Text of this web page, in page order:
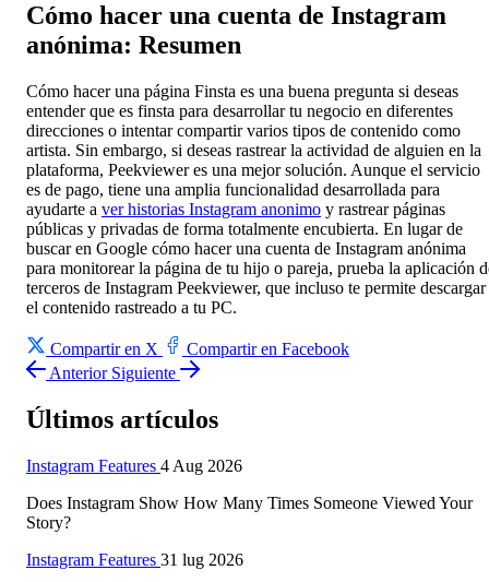
Cómo hacer una cuenta de Instagram
anónima: Resumen
Cómo hacer una página Finsta es una buena pregunta si deseas
entender que es finsta para desarrollar tu negocio en diferentes
direcciones o intentar compartir varios tipos de contenido como
artista. Sin embargo, si deseas rastrear la actividad de alguien en la
plataforma, Peekviewer es una mejor solución. Aunque el servicio
es de pago, tiene una amplia funcionalidad desarrollada para
ayudarte a ver historias Instagram anonimo y rastrear páginas
públicas y privadas de forma totalmente encubierta. En lugar de
buscar en Google cómo hacer una cuenta de Instagram anónima
para monitorear la página de tu hijo o pareja, prueba la aplicación
terceros de Instagram Peekviewer, que incluso te permite descargar
el contenido rastreado a tu PC.
Compartir en X
Compartir en Facebook
Anterior Siguiente
Últimos artículos
Instagram Features 4 Aug 2026
Does Instagram Show How Many Times Someone Viewed Your
Story?
Instagram Features 31 lug 2026